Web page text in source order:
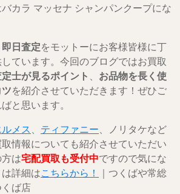
カラ マッセナ シャンパンクープにな
即日査定をモットーにお客様皆様に丁
ています。今回のブログではお買取
士が見るポイント
お品物を長く使
を紹介させていただきます！ぜひご
と思います。
ルメス ティファニー 、ノリタケなど
情報についても紹介させていただい
は宅配買取も受付中ですので気にな
詳細はこちらから！
｜つくばや常総
ば店